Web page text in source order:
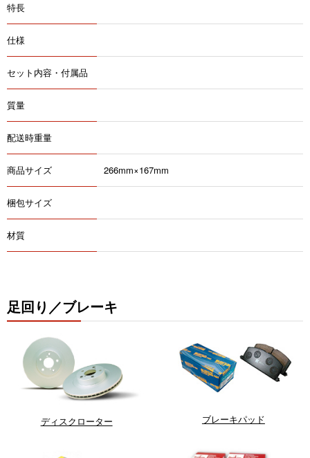
特長
仕様
セット内容・付属品
質量
配送時重量
商品サイズ 266mm×167mm
梱包サイズ
材質
足回り／ブレーキ
ディスクローター ブレーキパッド